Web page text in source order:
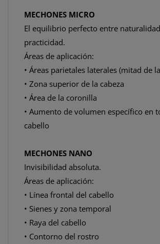
MECHONES MICRO
El equilibrio perfecto entre
practicidad.
Áreas de aplicación:
• Áreas parietales laterales (mitad de
• Zona superior de la cabeza
• Área de la coronilla
• Aumento de volumen específico en
cabello
MECHONES NANO
Invisibilidad absoluta.
Áreas de aplicación:
• Línea frontal del cabello
• Sienes y zona temporal
• Raya del cabello
• Contorno del rostro